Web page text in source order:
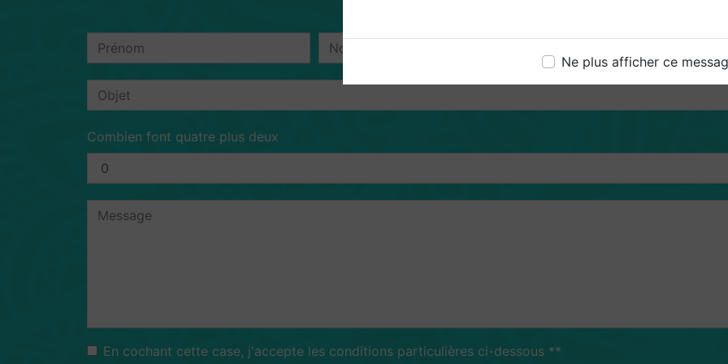
Ne plus afficher ce
Combien font quatre plus deux
En cochant cette case, j'accepte les conditions particulières ci-dessous **